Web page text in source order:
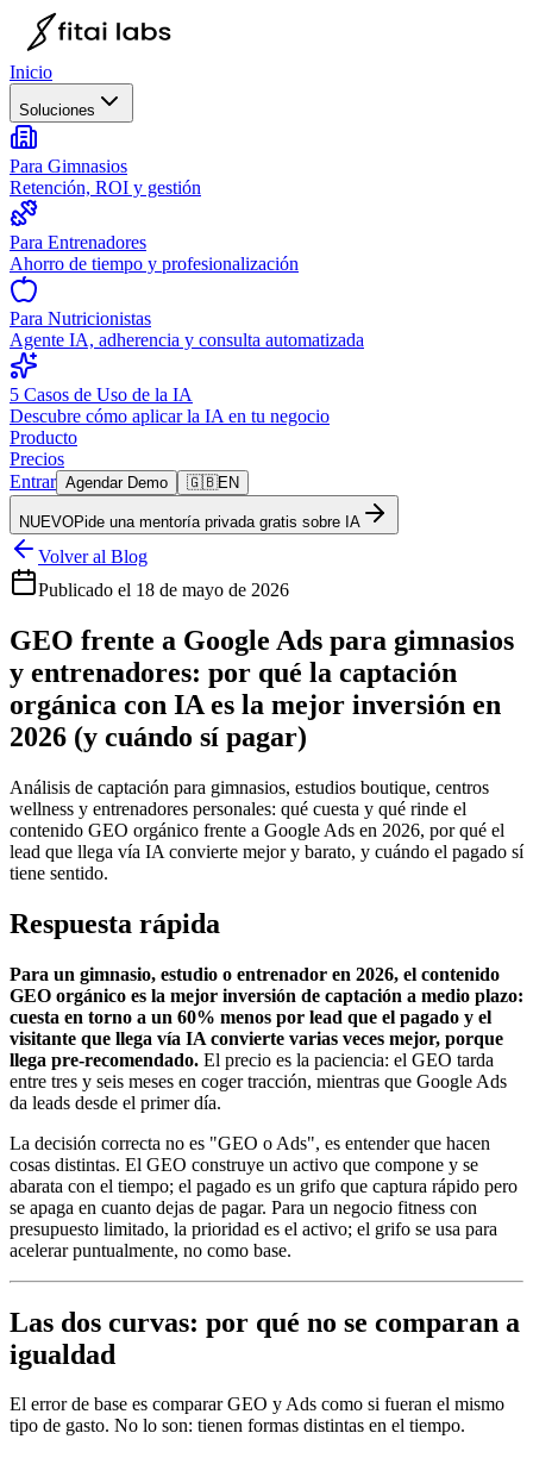
Inicio
Soluciones
Para Gimnasios
Retención, ROI y gestión
Para Entrenadores
Ahorro de tiempo y profesionalización
Para Nutricionistas
Agente IA, adherencia y consulta automatizada
5 Casos de Uso de la IA
Descubre cómo aplicar la IA en tu negocio
Producto
Precios
Entrar Agendar Demo 🇬🇧EN
NUEVOPide una mentoría privada gratis sobre IA
Volver al Blog
Publicado el 18 de mayo de 2026
GEO frente a Google Ads para gimnasios
y entrenadores: por qué la captación
orgánica con IA es la mejor inversión en
2026 (y cuándo sí pagar)
Análisis de captación para gimnasios, estudios boutique, centros
wellness y entrenadores personales: qué cuesta y qué rinde el
contenido GEO orgánico frente a Google Ads en 2026, por qué el
lead que llega vía IA convierte mejor y barato, y cuándo el pagado sí
tiene sentido.
Respuesta rápida
Para un gimnasio, estudio o entrenador en 2026, el contenido
GEO orgánico es la mejor inversión de captación a medio plazo:
cuesta en torno a un 60% menos por lead que el pagado y el
visitante que llega vía IA convierte varias veces mejor, porque
llega pre-recomendado. El precio es la paciencia: el GEO tarda
entre tres y seis meses en coger tracción, mientras que Google Ads
da leads desde el primer día.
La decisión correcta no es "GEO o Ads", es entender que hacen
cosas distintas. El GEO construye un activo que compone y se
abarata con el tiempo; el pagado es un grifo que captura rápido pero
se apaga en cuanto dejas de pagar. Para un negocio fitness con
presupuesto limitado, la prioridad es el activo; el grifo se usa para
acelerar puntualmente, no como base.
Las dos curvas: por qué no se comparan a
igualdad
El error de base es comparar GEO y Ads como si fueran el mismo
tipo de gasto. No lo son: tienen formas distintas en el tiempo.